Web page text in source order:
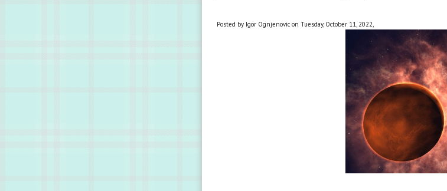
Posted by Igor Ognjenovic on Tuesday, October 11, 2022,